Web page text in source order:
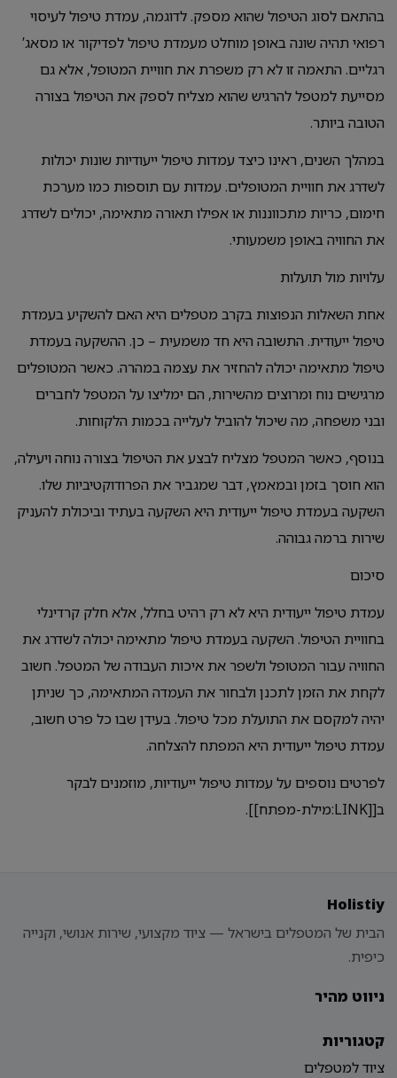
בהתאם לסוג הטיפול שהוא מספק. לדוגמה, עמדת טיפול לעיסוי
רפואי תהיה שונה באופן מוחלט מעמדת טיפול לפדיקור או מסאג’
רגליים. התאמה זו לא רק משפרת את חוויית המטופל, אלא גם
מסייעת למטפל להרגיש שהוא מצליח לספק את הטיפול בצורה
הטובה ביותר.
במהלך השנים, ראינו כיצד עמדות טיפול ייעודיות שונות יכולות
לשדרג את חוויית המטופלים. עמדות עם תוספות כמו מערכת
חימום, כריות מתכווננות או אפילו תאורה מתאימה, יכולים לשדרג
את החוויה באופן משמעותי.
עלויות מול תועלות
אחת השאלות הנפוצות בקרב מטפלים היא האם להשקיע בעמדת
טיפול ייעודית. התשובה היא חד משמעית – כן. ההשקעה בעמדת
טיפול מתאימה יכולה להחזיר את עצמה במהרה. כאשר המטופלים
מרגישים נוח ומרוצים מהשירות, הם ימליצו על המטפל לחברים
ובני משפחה, מה שיכול להוביל לעלייה בכמות הלקוחות.
בנוסף, כאשר המטפל מצליח לבצע את הטיפול בצורה נוחה ויעילה,
הוא חוסך בזמן ובמאמץ, דבר שמגביר את הפרודוקטיביות שלו.
השקעה בעמדת טיפול ייעודית היא השקעה בעתיד וביכולת להעניק
שירות ברמה גבוהה.
סיכום
עמדת טיפול ייעודית היא לא רק רהיט בחלל, אלא חלק קרדינלי
בחוויית הטיפול. השקעה בעמדת טיפול מתאימה יכולה לשדרג את
החוויה עבור המטופל ולשפר את איכות העבודה של המטפל. חשוב
לקחת את הזמן לתכנן ולבחור את העמדה המתאימה, כך שניתן
יהיה למקסם את התועלת מכל טיפול. בעידן שבו כל פרט חשוב,
עמדת טיפול ייעודית היא המפתח להצלחה.
לפרטים נוספים על עמדות טיפול ייעודיות, מוזמנים לבקר
ב[[LINK:מילת-מפתח]].
Holistiy
הבית של המטפלים בישראל — ציוד מקצועי, שירות אנושי, וקנייה
כיפית.
ניווט מהיר
קטגוריות
ציוד למטפלים